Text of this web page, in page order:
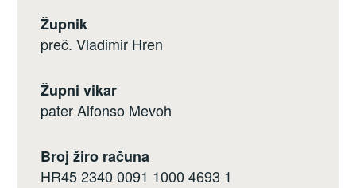
Župnik
preč. Vladimir Hren
Župni vikar
pater Alfonso Mevoh
Broj žiro računa
HR45 2340 0091 1000 4693 1